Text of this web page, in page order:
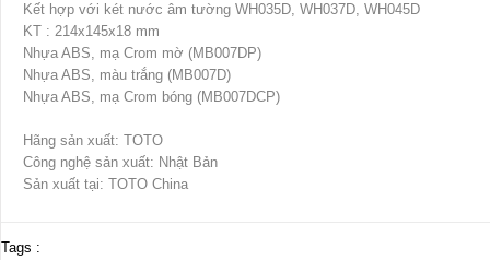
Kết hợp với két nước âm tường WH035D, WH037D, WH045D
KT : 214x145x18 mm
Nhựa ABS, mạ Crom mờ (MB007DP)
Nhựa ABS, màu trắng (MB007D)
Nhựa ABS, mạ Crom bóng (MB007DCP)
Hãng sản xuất: TOTO
Công nghệ sản xuất: Nhật Bản
Sản xuất tại: TOTO China
Tags :